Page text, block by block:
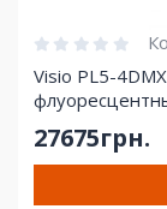
Visio PL5-
27675грн.